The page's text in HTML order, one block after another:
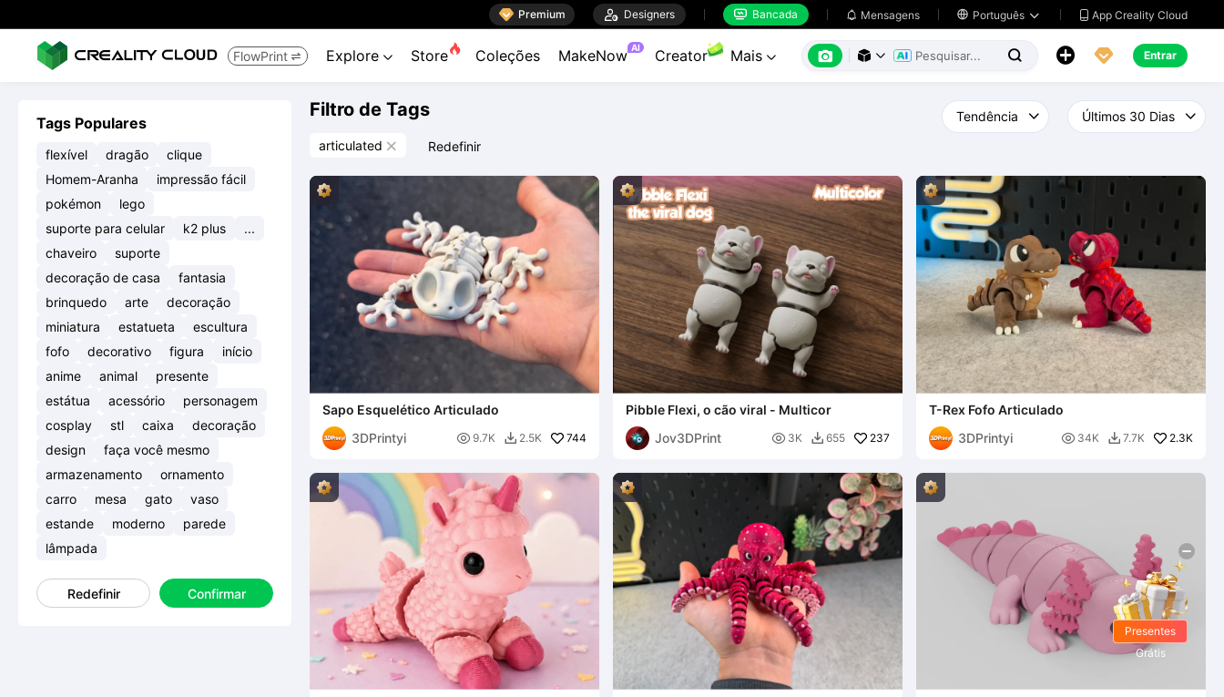
 Premium  Designers  Bancada  Mensagens  Português   App Creality Cloud
FlowPrint  Explore  Store Coleções MakeNow AI Creator Mais        Entrar
Tags Populares
flexível dragão
clique
Homem-Aranha
impressão fácil
pokémon
lego
suporte para celular
k2 plus
...
chaveiro
suporte
decoração de casa
fantasia
brinquedo
arte
decoração
miniatura
estatueta
escultura
fofo
decorativo figura
início
anime
animal
presente
estátua
acessório
personagem
cosplay
stl caixa
decoração
design
faça você mesmo
armazenamento
ornamento
carro
mesa gato
vaso
estande
moderno
parede
lâmpada
Redefinir Confirmar
Filtro de Tags
articulated  Redefinir
Sapo Esquelético Articulado
3DPrintyi
 9.7K  2.5K 744
Pibble Flexi, o cão viral - Multicor
Jov3DPrint
 3K  655 237
T-Rex Fofo Articulado
3DPrintyi
 34K  7.7K 2.3K
Presentes
Grátis